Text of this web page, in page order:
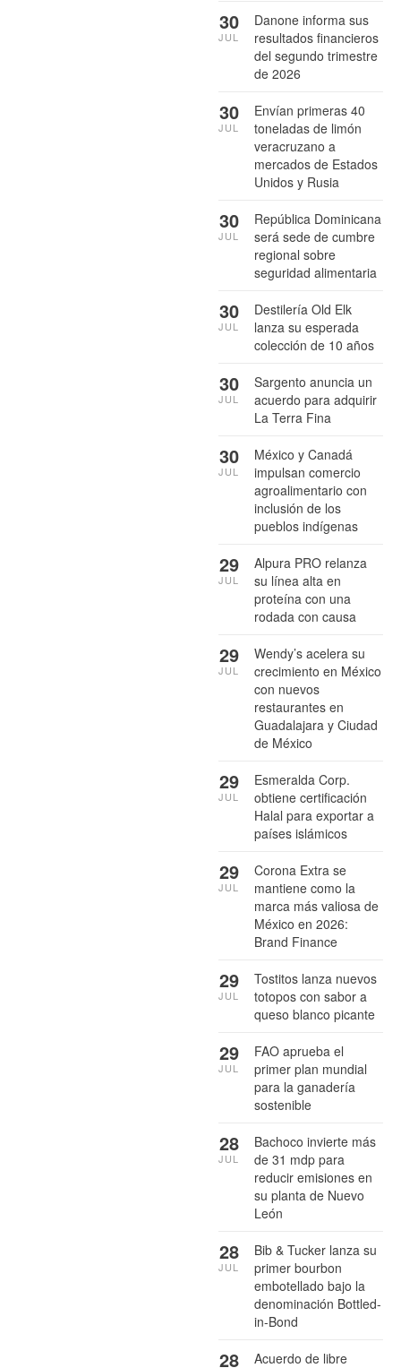
Danone informa sus
resultados financieros
del segundo trimestre
de 2026
30
JUL
Envían primeras 40
toneladas de limón
veracruzano a
mercados de Estados
Unidos y Rusia
30
JUL
República Dominicana
será sede de cumbre
regional sobre
seguridad alimentaria
30
JUL
Destilería Old Elk
lanza su esperada
colección de 10 años
30
JUL
Sargento anuncia un
acuerdo para adquirir
La Terra Fina
30
JUL
México y Canadá
impulsan comercio
agroalimentario con
inclusión de los
pueblos indígenas
30
JUL
Alpura PRO relanza
su línea alta en
proteína con una
rodada con causa
29
JUL
Wendy’s acelera su
crecimiento en México
con nuevos
restaurantes en
Guadalajara y Ciudad
de México
29
JUL
Esmeralda Corp.
obtiene certificación
Halal para exportar a
países islámicos
29
JUL
Corona Extra se
mantiene como la
marca más valiosa de
México en 2026:
Brand Finance
29
JUL
Tostitos lanza nuevos
totopos con sabor a
queso blanco picante
29
JUL
FAO aprueba el
primer plan mundial
para la ganadería
sostenible
29
JUL
Bachoco invierte más
de 31 mdp para
reducir emisiones en
su planta de Nuevo
León
28
JUL
Bib & Tucker lanza su
primer bourbon
embotellado bajo la
denominación Bottled-
in-Bond
28
JUL
Acuerdo de libre
28